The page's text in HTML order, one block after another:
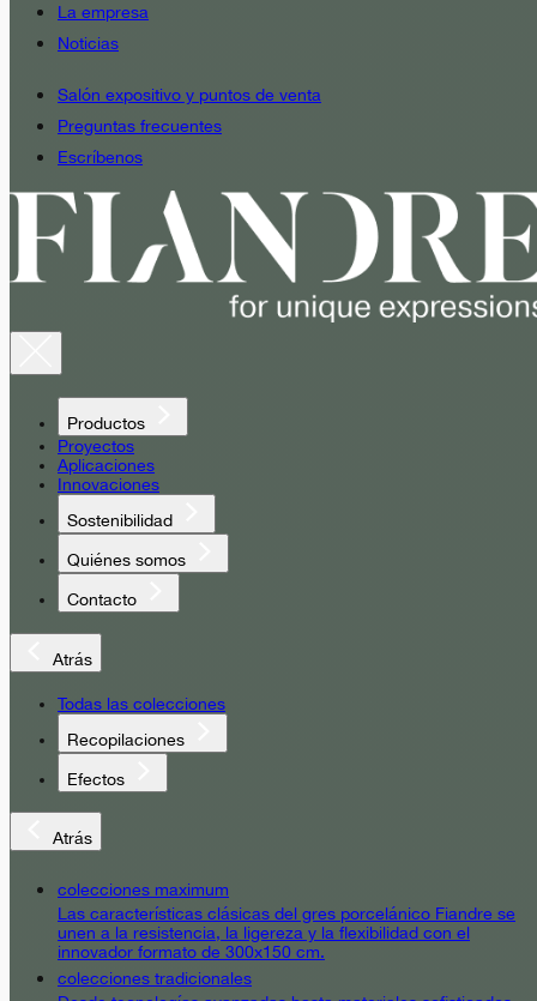
La empresa
Noticias
Salón expositivo y puntos de venta
Preguntas frecuentes
Escríbenos
Productos
Proyectos
Aplicaciones
Innovaciones
Sostenibilidad
Quiénes somos
Contacto
Atrás
Todas las colecciones
Recopilaciones
Efectos
Atrás
colecciones maximum
Las características clásicas del gres porcelánico Fiandre se
unen a la resistencia, la ligereza y la flexibilidad con el
innovador formato de 300x150 cm.
colecciones tradicionales